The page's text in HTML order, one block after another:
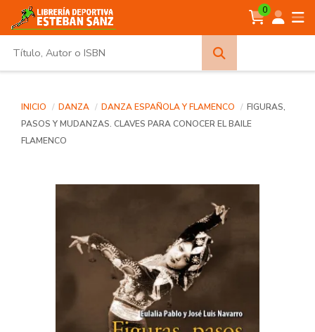
0
INICIO DANZA DANZA ESPAÑOLA Y FLAMENCO
FIGURAS,
PASOS Y MUDANZAS. CLAVES PARA CONOCER EL BAILE
FLAMENCO